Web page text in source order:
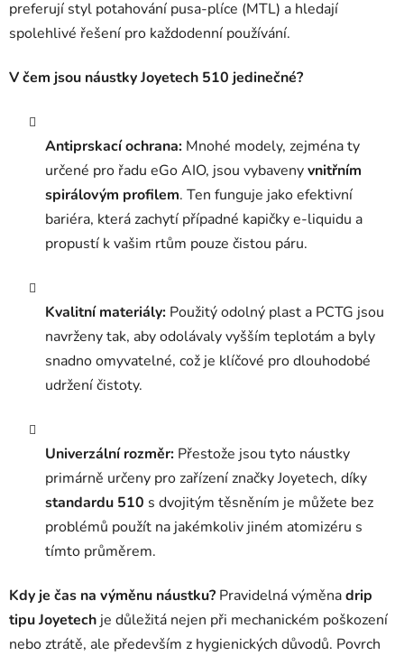
r
v
y
p
i
s
u
preferují styl potahování pusa-plíce (MTL) a hledají
spolehlivé řešení pro každodenní používání.
V čem jsou náustky Joyetech 510 jedinečné?
Antiprskací ochrana: Mnohé modely, zejména ty
určené pro řadu eGo AIO, jsou vybavenyvnitřním
spirálovým profilem. Ten funguje jako efektivní
bariéra, která zachytí případné kapičky e-liquidu a
propustí k vašim rtům pouze čistou páru.
Kvalitní materiály: Použitý odolný plast a PCTG jsou
navrženy tak, aby odolávaly vyšším teplotám a byly
snadno omyvatelné, což je klíčové pro dlouhodobé
udržení čistoty.
Univerzální rozměr: Přestože jsou tyto náustky
primárně určeny pro zařízení značky Joyetech, díky
standardu 510 s dvojitým těsněním je můžete bez
problémů použít na jakémkoliv jiném atomizéru s
tímto průměrem.
Kdy je čas na výměnu náustku? Pravidelná výměnadrip
tipu Joyetech je důležitá nejen při mechanickém poškození
nebo ztrátě, ale především z hygienických důvodů. Povrch